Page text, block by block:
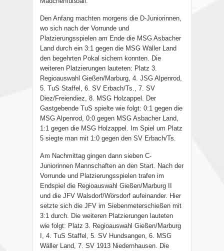
Den Anfang machten morgens die D-Juniorinnen,
wo sich nach der Vorrunde und
Platzierungsspielen am Ende die MSG Asbacher
Land durch ein 3:1 gegen die MSG Wäller Land
den begehrten Pokal sichern konnten. Die
weiteren Platzierungen lauteten: Platz 3.
Regioauswahl Gießen/Marburg, 4. JSG Alpenrod,
5. TuS Staffel, 6. SV Erbach/Ts., 7. SV
Diez/Freiendiez, 8. MSG Holzappel. Der
Gastgebende TuS spielte wie folgt: 0:1 gegen die
MSG Alpenrod, 0:0 gegen MSG Asbacher Land,
1:1 gegen die MSG Holzappel. Im Spiel um Platz
5 siegte man mit 1:0 gegen den SV Erbach/Ts.
Am Nachmittag gingen dann sieben C-
Juniorinnen Mannschaften an den Start. Nach der
Vorrunde und Platzierungsspielen trafen im
Endspiel die Regioauswahl Gießen/Marburg II
und die JFV Walsdorf/Wörsdorf aufeinander. Hier
setzte sich die JFV im Siebenmeterschießen mit
3:1 durch. Die weiteren Platzierungen lauteten
wie folgt: Platz 3. Regioauswahl Gießen/Marburg
I, 4. TuS Staffel, 5. SV Hundsangen, 6. MSG
Wäller Land, 7. SV 1913 Niedernhausen. Die